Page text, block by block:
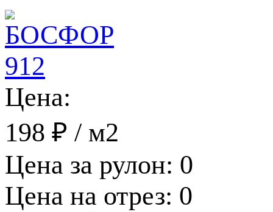
Цена:
198 ₽ / м2
Цена за рулон: 0
Цена на отрез: 0